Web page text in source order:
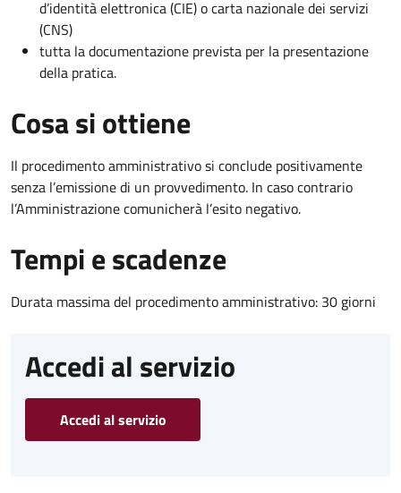
d’identità elettronica (CIE) o carta nazionale dei servizi
(CNS)
tutta la documentazione prevista per la presentazione
della pratica.
Cosa si ottiene
Il procedimento amministrativo si conclude positivamente
senza l’emissione di un provvedimento. In caso contrario
l’Amministrazione comunicherà l’esito negativo.
Tempi e scadenze
Durata massima del procedimento amministrativo: 30 giorni
Accedi al servizio
Accedi al servizio